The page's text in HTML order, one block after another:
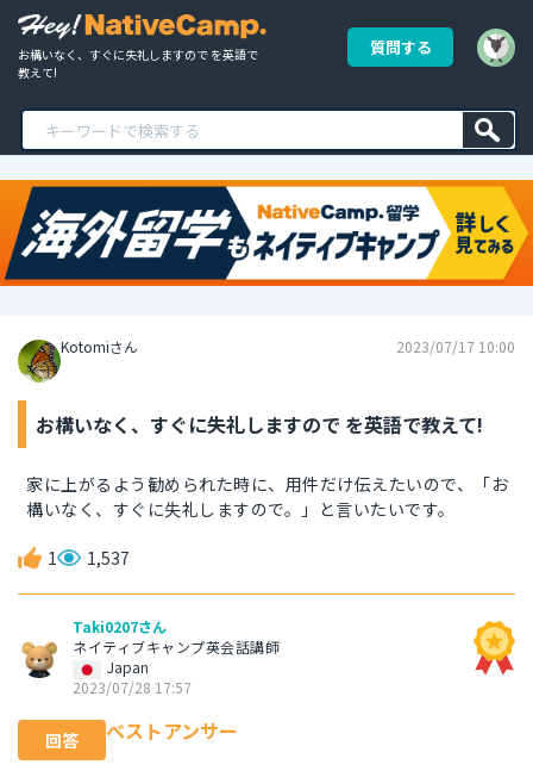
お構いなく、すぐに失礼しますので を英語で
教えて!
質問する
Kotomiさん 2023/07/17 10:00
お構いなく、すぐに失礼しますので を英語で教えて!
家に上がるよう勧められた時に、用件だけ伝えたいので、「お
構いなく、すぐに失礼しますので。」と言いたいです。
1 1,537
Taki0207さん
ネイティブキャンプ英会話講師
Japan
2023/07/28 17:57
回答
ベストアンサー